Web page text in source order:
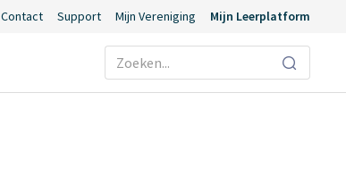
Contact Support Mijn Vereniging Mijn Leerplatform